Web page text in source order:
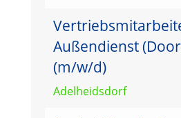
Außendienst
(m/w/d)
Adelheidsdorf